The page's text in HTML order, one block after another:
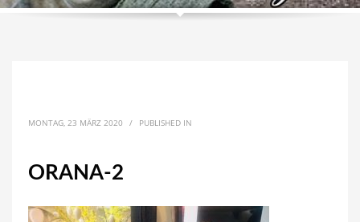
MONTAG, 23 MÄRZ 2020 / PUBLISHED IN
ORANA-2